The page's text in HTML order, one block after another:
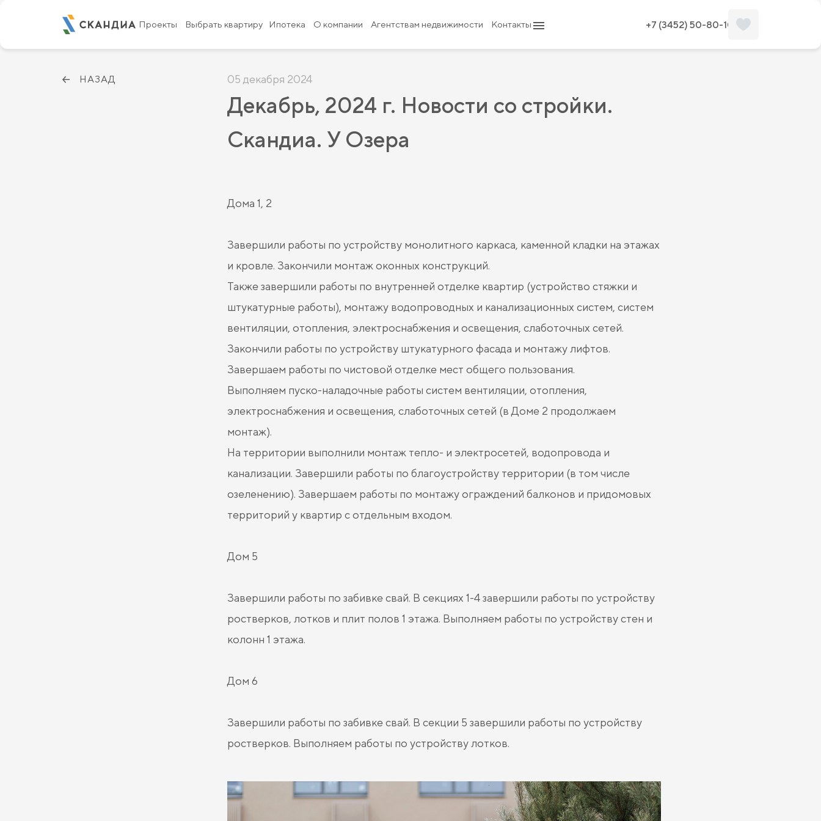
Проекты Выбрать квартиру Ипотека О компании Агентствам недвижимости Контакты +7 (3452) 50-80-10
НАЗАД 05 декабря 2024
Декабрь, 2024 г. Новости со стройки.
Скандиа. У Озера
Дома 1, 2
Завершили работы по устройству монолитного каркаса, каменной кладки на этажах
и кровле. Закончили монтаж оконных конструкций.
Также завершили работы по внутренней отделке квартир (устройство стяжки и
штукатурные работы), монтажу водопроводных и канализационных систем, систем
вентиляции, отопления, электроснабжения и освещения, слаботочных сетей.
Закончили работы по устройству штукатурного фасада и монтажу лифтов.
Завершаем работы по чистовой отделке мест общего пользования.
Выполняем пуско-наладочные работы систем вентиляции, отопления,
электроснабжения и освещения, слаботочных сетей (в Доме 2 продолжаем
монтаж).
На территории выполнили монтаж тепло- и электросетей, водопровода и
канализации. Завершили работы по благоустройству территории (в том числе
озеленению). Завершаем работы по монтажу ограждений балконов и придомовых
территорий у квартир с отдельным входом.
Дом 5
Завершили работы по забивке свай. В секциях 1-4 завершили работы по устройству
ростверков, лотков и плит полов 1 этажа. Выполняем работы по устройству стен и
колонн 1 этажа.
Дом 6
Завершили работы по забивке свай. В секции 5 завершили работы по устройству
ростверков. Выполняем работы по устройству лотков.